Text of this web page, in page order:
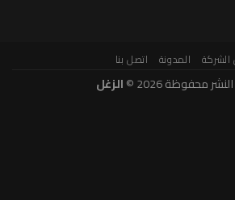
اتصل بنا
© الزغل